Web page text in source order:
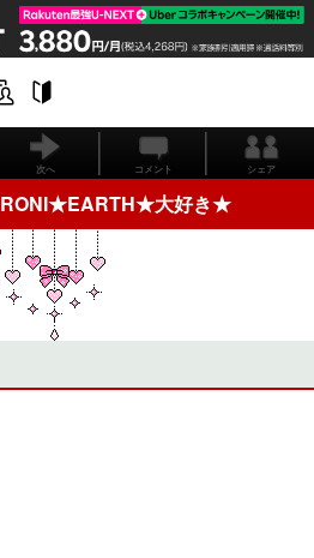
次へ コメント シェア
大好き★